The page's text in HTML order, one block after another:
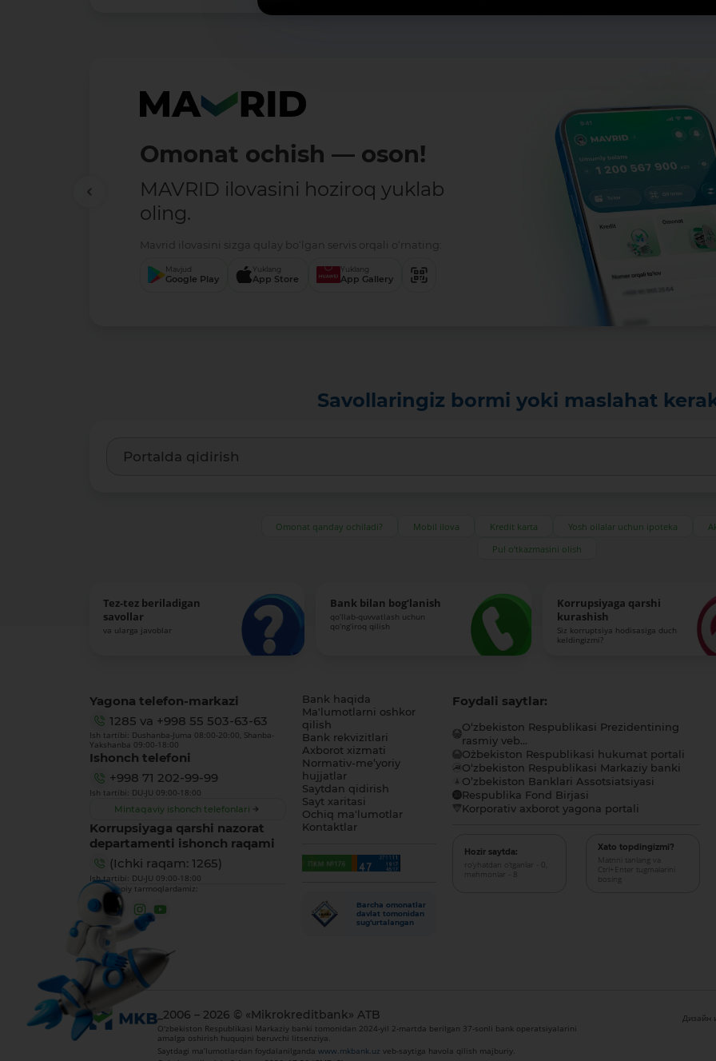
Omonat ochish — oson!
MAVRID ilovasini hoziroq yuklab
oling.
Mavrid ilovasini sizga qulay bo‘lgan servis orqali o‘rnating:
Mavjud
Google Play
Yuklang
App Store
Yuklang
App Gallery
Savollaringiz bormi yoki maslahat
Omonat qanday ochiladi? Mobil ilova Kredit karta Yosh oilalar uchun ipoteka
Pul o‘tkazmasini olish
Tez-tez beriladigan
savollar
va ularga javoblar
Bank bilan bog‘lanish
qo‘llab-quvvatlash uchun
qo‘ng‘iroq qilish
Korrupsiyaga qarshi
kurashish
Siz korruptsiya hodisasiga duch
keldingizmi?
Yagona telefon-markazi
1285 va +998 55 503-63-63
Ish tartibi: Dushanba-Juma 08:00-20:00, Shanba-
Yakshanba 09:00-18:00
Ishonch telefoni
+998 71 202-99-99
Ish tartibi: DU-JU 09:00-18:00
Mintaqaviy ishonch telefonlari
Korrupsiyaga qarshi nazorat
departamenti ishonch raqami
(Ichki raqam: 1265)
Ish tartibi: DU-JU 09:00-18:00
Biz ijtimoiy tarmoqlardamiz:
Bank haqida
Ma'lumotlarni oshkor
qilish
Bank rekvizitlari
Axborot xizmati
Normativ-me’yoriy
hujjatlar
Saytdan qidirish
Sayt xaritasi
Ochiq ma'lumotlar
Kontaktlar
Barcha omonatlar
davlat tomonidan
sug‘urtalangan
Foydali saytlar:
O‘zbekiston Respublikasi Prezidentining
rasmiy veb...
O`zbekiston Respublikasi hukumat portali
O‘zbekiston Respublikasi Markaziy banki
O’zbekiston Banklari Assotsiatsiyasi
Respublika Fond Birjasi
Korporativ axborot yagona portali
Hozir saytda:
ro‘yhatdan o‘tganlar - 0,
mehmonlar - 8
Xato topdingizmi?
Matnni tanlang va
Ctrl+Enter tugmalarini
bosing
_2006 – 2026 © «Mikrokreditbank» ATB
O'zbekiston Respublikasi Markaziy banki tomonidan 2024-yil 2-martda berilgan 37-sonli bank operatsiyalarini
amalga oshirish huquqini beruvchi litsenziya.
Saytdagi ma’lumotlardan foydalanilgandawww.mkbank.uz veb-saytiga havola qilish majburiy.
Дизайн